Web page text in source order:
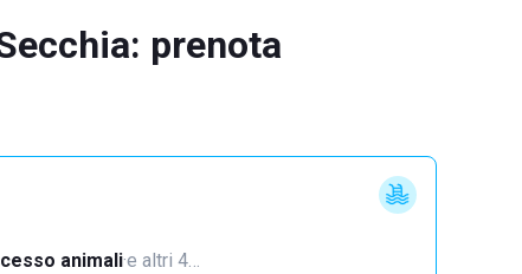
prenota
animali·e altri 4…